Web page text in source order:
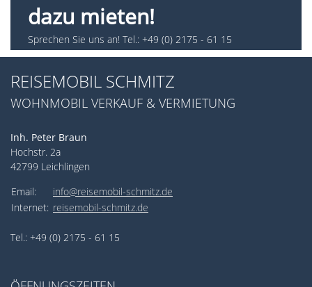
dazu mieten!
Sprechen Sie uns an! Tel.: +49 (0) 2175 - 61 15
REISEMOBIL SCHMITZ
WOHNMOBIL VERKAUF & VERMIETUNG
Inh. Peter Braun
Hochstr. 2a
42799 Leichlingen
Email:
info@reisemobil-schmitz.de
Internet: reisemobil-schmitz.de
Tel.: +49 (0) 2175 - 61 15